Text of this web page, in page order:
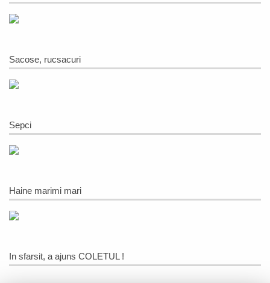
Sacose, rucsacuri
Sepci
Haine marimi mari
In sfarsit, a ajuns COLETUL !